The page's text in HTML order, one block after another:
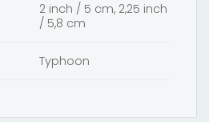
2 inch / 5 cm, 2,25 inch
/ 5,8 cm
Typhoon